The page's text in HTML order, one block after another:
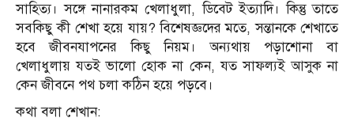
সাহিত্য। সঙ্গে নানারকম খেলাধুলা, ডিবেট ইত্যাদি। কিন্তু তাতে
সবকিছু কী শেখা হয়ে যায়? বিশেষজ্ঞদের মতে, সন্তানকে শেখাতে
হবে জীবনযাপনের কিছু নিয়ম। অন্যথায় পড়াশোনা বা
খেলাধুলায় যতই ভালো হোক না কেন, যত সাফল্যই আসুক না
কেন জীবনে পথ চলা কঠিন হয়ে পড়বে।
কথা বলা শেখান: